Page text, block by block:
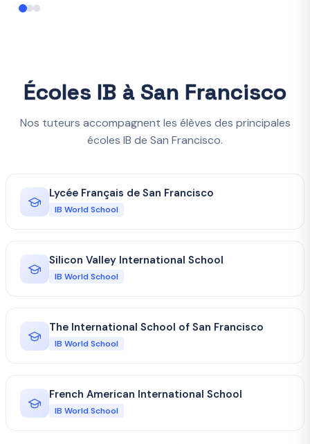
Écoles IB à San Francisco
Nos tuteurs accompagnent les élèves des principales
écoles IB de San Francisco.
Lycée Français de San Francisco
IB World School
Silicon Valley International School
IB World School
The International School of San Francisco
IB World School
French American International School
IB World School